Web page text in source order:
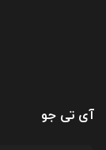
آی تی جو